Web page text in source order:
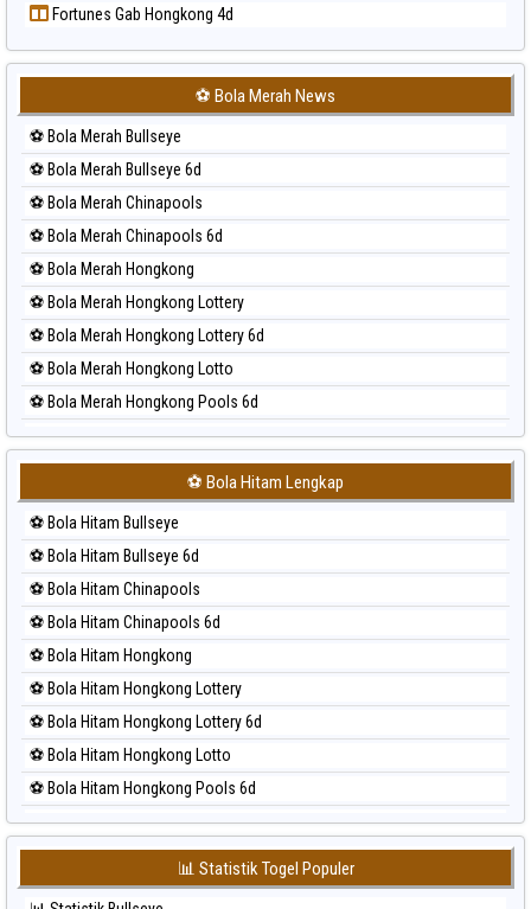
Prediksi Sydney Lottery
Prediksi Sydney Lottery 6d
Prediksi Sydney Pools 6d
Prediksi Taipei
Prediksi Taiwan
Fortunes Gab Hongkong 4d
⚽ Bola Merah News
⚽ Bola Merah Bullseye
⚽ Bola Merah Bullseye 6d
⚽ Bola Merah Chinapools
⚽ Bola Merah Chinapools 6d
⚽ Bola Merah Hongkong
⚽ Bola Merah Hongkong Lottery
⚽ Bola Merah Hongkong Lottery 6d
⚽ Bola Merah Hongkong Lotto
⚽ Bola Merah Hongkong Pools 6d
⚽ Bola Merah Japan
⚽ Bola Merah Japan 6d
⚽ Bola Merah Korea
⚽ Bola Merah Kuda Lari
⚽ Bola Merah Magnum Cambodia
⚽ Bola Merah Nagoya
⚽ Bola Merah North Carolina Day
⚽ Bola Merah Pcso
⚽ Bola Merah Sao Paulo
⚽ Bola Merah Singapore
⚽ Bola Merah Sydney
⚽ Bola Merah Sydney Lottery
⚽ Bola Merah Sydney Lottery 6d
⚽ Bola Merah Sydney Lotto
⚽ Bola Merah Sydney Pools 6d
⚽ Bola Hitam Lengkap
⚽ Bola Hitam Bullseye
⚽ Bola Hitam Bullseye 6d
⚽ Bola Hitam Chinapools
⚽ Bola Hitam Chinapools 6d
⚽ Bola Hitam Hongkong
⚽ Bola Hitam Hongkong Lottery
⚽ Bola Hitam Hongkong Lottery 6d
⚽ Bola Hitam Hongkong Lotto
⚽ Bola Hitam Hongkong Pools 6d
⚽ Bola Hitam Japan
⚽ Bola Hitam Japan 6d
⚽ Bola Hitam Korea
📊 Statistik Togel Populer